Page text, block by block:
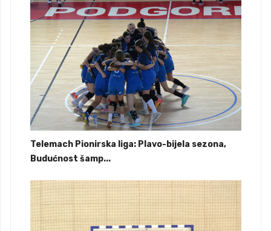
Telemach Pionirska liga: Plavo-bijela sezona,
Budućnost šamp...